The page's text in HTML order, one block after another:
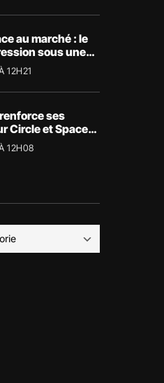
au marché : le
sous une
12H21
ses
Circle et SpaceX
les chiffres
12H08